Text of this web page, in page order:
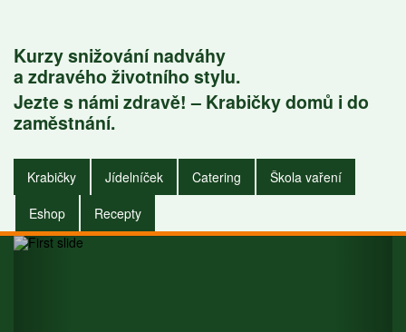
Kurzy snižování nadváhy
a zdravého životního stylu.
Jezte s námi zdravě! – Krabičky domů i do
zaměstnání.
Krabičky Jídelníček Catering
Škola vaření
Eshop
Recepty
Krabičky do
zaměstnání i do
domu.